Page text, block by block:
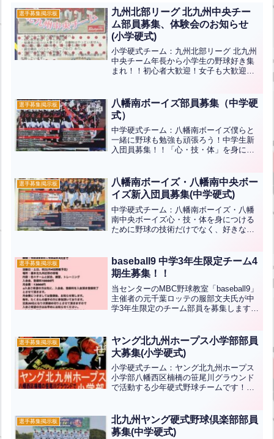
選手募集掲示板
九州北部リーグ 北九州中央チー
ム部員募集、体験会のお知らせ
(小学硬式)
小学硬式チーム：九州北部リーグ 北九州
中央チーム年長から小学生の野球好き集
まれ！！初心者大歓迎！女子も大歓迎！
している子もいます。貸出備品(バット、
グローブなど)あり。...全文はクリック
選手募集掲示板
八幡南ボーイズ部員募集（中学硬
式）
中学硬式チーム：八幡南ボーイズ僕らと
一緒に野球も勉強も頑張ろう！中学生新
入団員募集！！「心・技・体」を身につ
と、目上の人を敬う気持ちを持つ裏表の
ない人格を形成すること、お...全文はク
リック
選手募集掲示板
八幡南ボーイズ・八幡南中央ボー
イズ新入団員募集(中学硬式)
中学硬式チーム：八幡南ボーイズ・八幡
南中央ボーイズ心・技・体を身につける
ために野球の技術だけでなく、好きな野
を形成すること、および常にチャレンジ
ャーの精神と挑戦できる体...全文はクリ
ック
選手募集掲示板
baseball9 中学3年生限定チーム4
期生募集！！
当センターのMBC野球教室「baseball9」
主催者の元千葉ロッテの服部文夫氏が中
学3年生限定のチーム部員を募集します！
か？期間：令和5年9月～令和6年...全文は
クリック
選手募集掲示板
ヤング北九州ホープス小学部部員
大募集(小学硬式)
小学硬式チーム：ヤング北九州ホープス
小学部八幡西区楠橋の笹尾川グラウンド
で活動する少年硬式野球チームです！・
じ硬式ボールを使用・楽しく野球の基礎
を教えます！インスタ⇒見...全文はクリ
ック
選手募集掲示板
北九州ヤング硬式野球倶楽部部員
募集(中学硬式)